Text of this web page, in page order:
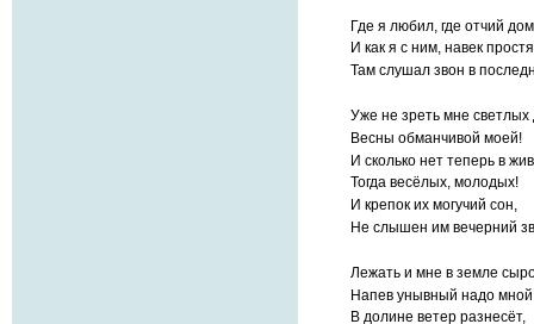
Где я любил, где отчий
И как я с ним, навек
Там слушал звон в
Уже не зреть мне светлых
Весны обманчивой моей!
И сколько нет теперь в
Тогда весёлых, молодых!
И крепок их могучий сон,
Не слышен им вечерний
Лежать и мне в земле
Напев унывный надо мной
В долине ветер разнесёт,